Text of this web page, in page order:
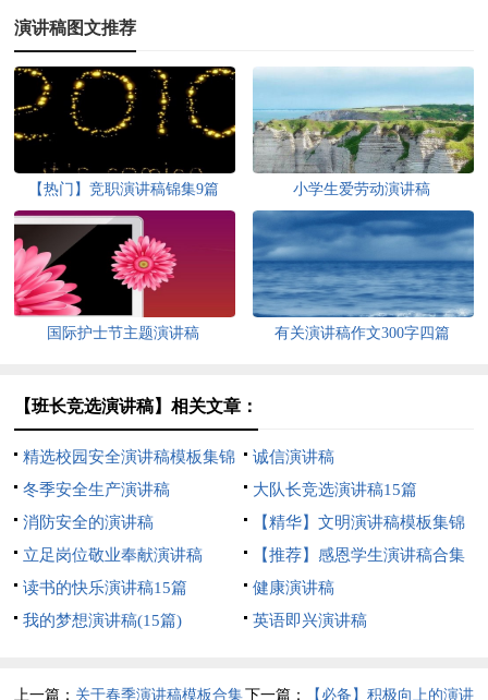
演讲稿图文推荐
【热门】竞职演讲稿锦集9篇 小学生爱劳动演讲稿
国际护士节主题演讲稿 有关演讲稿作文300字四篇
【班长竞选演讲稿】相关文章：
精选校园安全演讲稿模板集锦
4篇
诚信演讲稿
冬季安全生产演讲稿
大队长竞选演讲稿15篇
消防安全的演讲稿
【精华】文明演讲稿模板集锦
五篇
立足岗位敬业奉献演讲稿
【推荐】感恩学生演讲稿合集
七篇
读书的快乐演讲稿15篇
健康演讲稿
我的梦想演讲稿(15篇)
英语即兴演讲稿
上一篇： 关于春季演讲稿模板合集下一篇： 【必备】积极向上的演讲